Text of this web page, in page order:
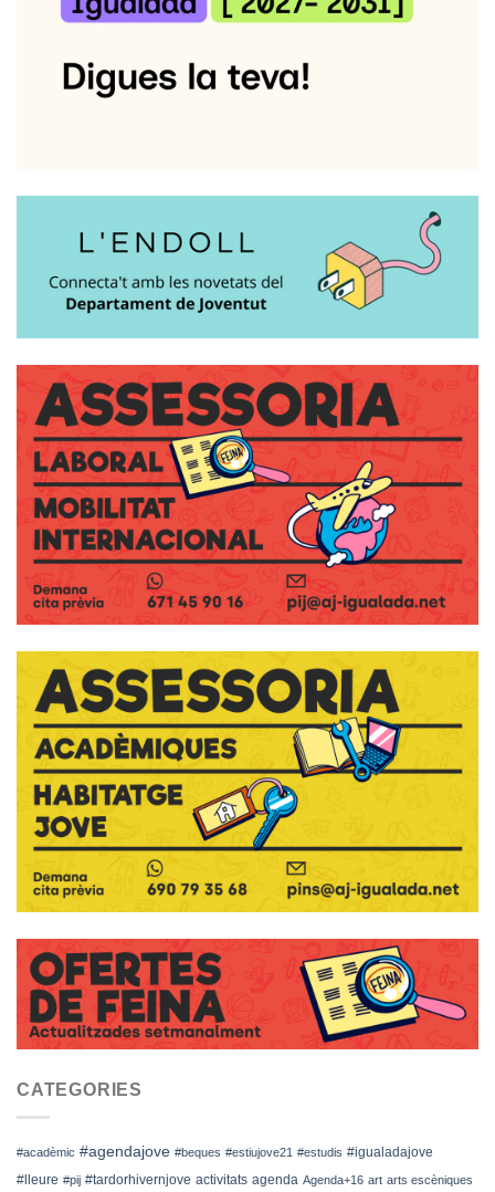
CATEGORIES
#acadèmic #agendajove #beques #estiujove21 #estudis #igualadajove
#lleure #pij #tardorhivernjove activitats agenda Agenda+16 art arts escèniques